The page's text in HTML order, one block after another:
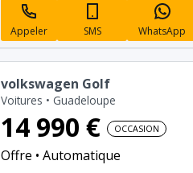
Appeler SMS WhatsApp
volkswagen Golf
Voitures • Guadeloupe
14 990 € OCCASION
Offre Automatique